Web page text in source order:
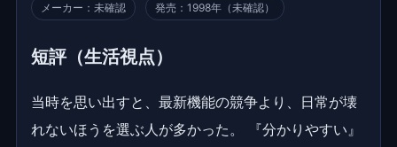
メーカー：未確認 発売：1998年（未確認）
短評（生活視点）
当時を思い出すと、最新機能の競争より、日常が壊
れないほうを選ぶ人が多かった。 『分かりやすい』